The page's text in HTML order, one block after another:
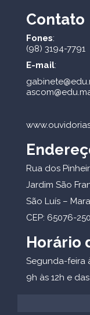
Contato
Fones:
(98) 3194-7791
E-mail:
Rua dos
Jardim São
São Luís –
CEP: 65076-250
Horário
Segunda-feira
9h às 12h e